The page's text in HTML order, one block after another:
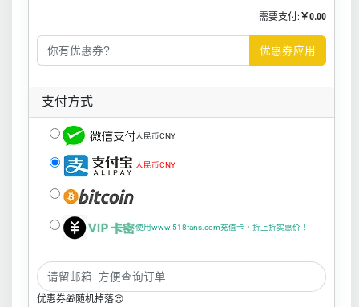
需要支付: ￥0.00
优惠券应用
支付方式
人民币CNY
人民币CNY
使用www.518fans.com充值卡，折上折实惠价！
优惠券🎁随机掉落😍